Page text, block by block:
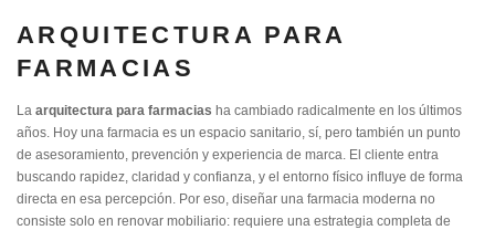
ARQUITECTURA PARA
FARMACIAS
La arquitectura para farmacias ha cambiado radicalmente en los últimos
años. Hoy una farmacia es un espacio sanitario, sí, pero también un punto
de asesoramiento, prevención y experiencia de marca. El cliente entra
buscando rapidez, claridad y confianza, y el entorno físico influye de forma
directa en esa percepción. Por eso, diseñar una farmacia moderna no
consiste solo en renovar mobiliario: requiere una estrategia completa de